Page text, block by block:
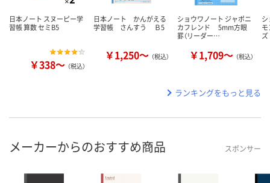
日本ノート スヌーピー学
習帳 算数 セミB5
￥338～ （税込）
日本ノート かんがえる
学習帳 さんすう Ｂ5
￥1,250～ （税込）
ショウワノート ジャポニ
カフレンド 5mm方眼
罫（リーダー…
￥1,709～ （税込）
ズ
ランキングをもっと見る
メーカーからのおすすめ商品 スポンサー